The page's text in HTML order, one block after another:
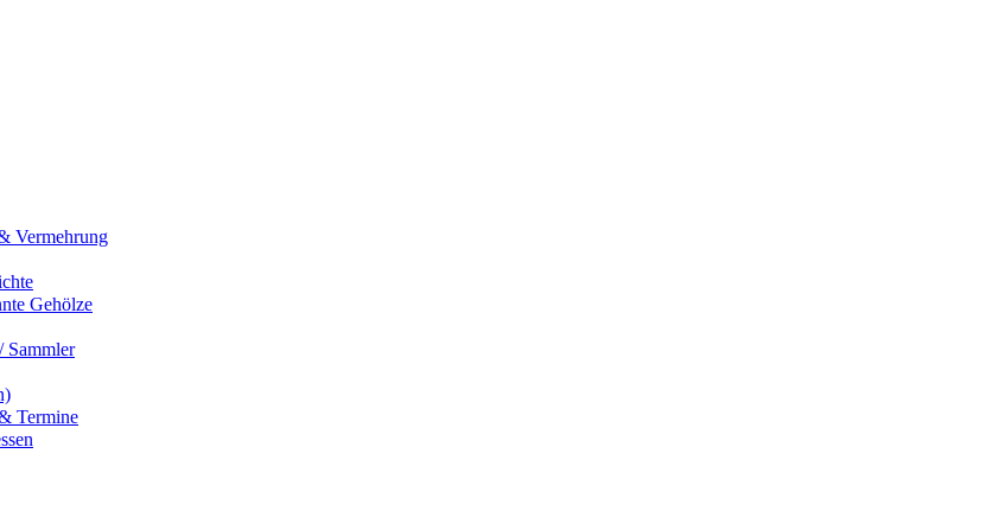
Vermehrung
Gehölze
Sammler
Termine